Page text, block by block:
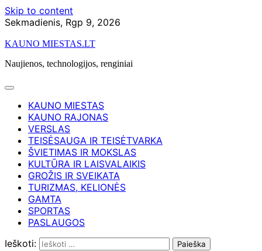
Skip to content
Sekmadienis, Rgp 9, 2026
KAUNO MIESTAS.LT
Naujienos, technologijos, renginiai
KAUNO MIESTAS
KAUNO RAJONAS
VERSLAS
TEISĖSAUGA IR TEISĖTVARKA
ŠVIETIMAS IR MOKSLAS
KULTŪRA IR LAISVALAIKIS
GROŽIS IR SVEIKATA
TURIZMAS, KELIONĖS
GAMTA
SPORTAS
PASLAUGOS
Ieškoti: